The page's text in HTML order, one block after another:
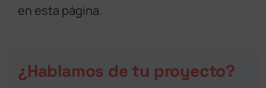
en esta página.
¿Hablamos de tu proyecto?